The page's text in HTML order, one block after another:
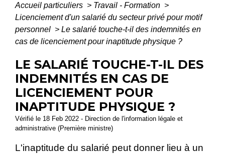
Accueil particuliers > Travail - Formation >
Licenciement d'un salarié du secteur privé pour motif
personnel > Le salarié touche-t-il des indemnités en
cas de licenciement pour inaptitude physique ?
LE SALARIÉ TOUCHE-T-IL DES
INDEMNITÉS EN CAS DE
LICENCIEMENT POUR
INAPTITUDE PHYSIQUE ?
Vérifié le 18 Feb 2022 - Direction de l'information légale et
administrative (Première ministre)
L'inaptitude du salarié peut donner lieu à un